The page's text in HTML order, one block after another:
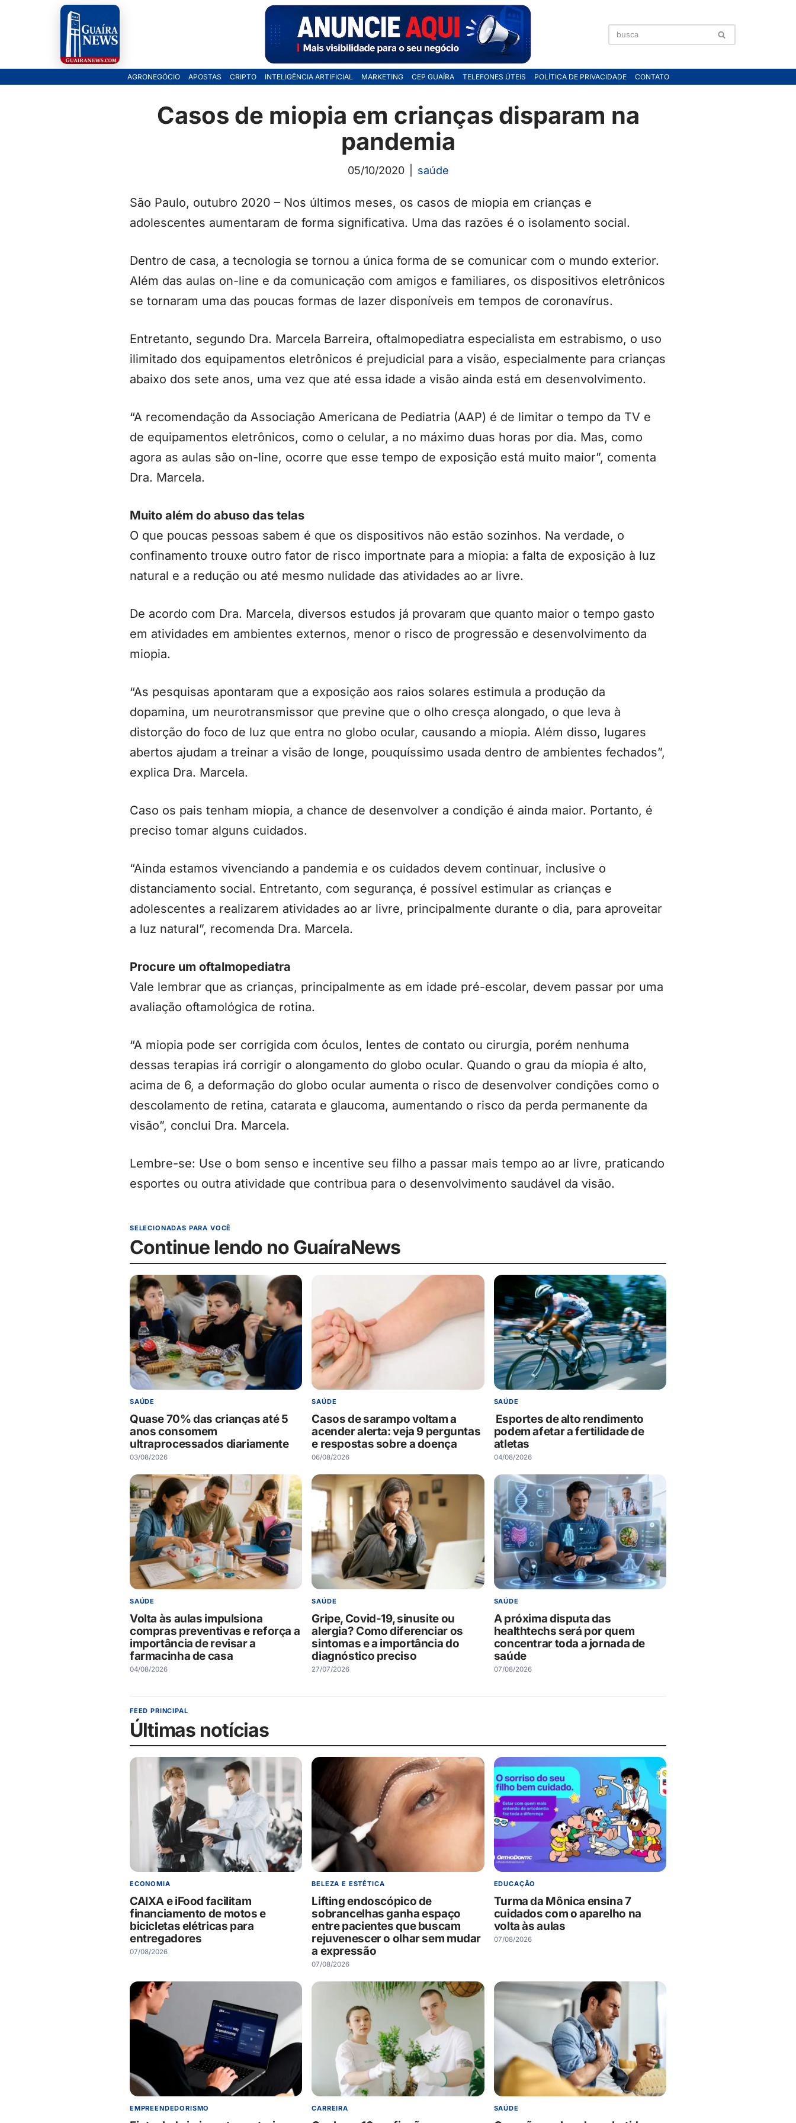
AGRONEGÓCIO APOSTAS CRIPTO INTELIGÊNCIA ARTIFICIAL MARKETING CEP GUAÍRA TELEFONES ÚTEIS POLÍTICA DE PRIVACIDADE CONTATO
Casos de miopia em crianças disparam na
pandemia
05/10/2020 saúde
São Paulo, outubro 2020 – Nos últimos meses, os casos de miopia em crianças e
adolescentes aumentaram de forma significativa. Uma das razões é o isolamento social.
Dentro de casa, a tecnologia se tornou a única forma de se comunicar com o mundo exterior.
Além das aulas on-line e da comunicação com amigos e familiares, os dispositivos eletrônicos
se tornaram uma das poucas formas de lazer disponíveis em tempos de coronavírus.
Entretanto, segundo Dra. Marcela Barreira, oftalmopediatra especialista em estrabismo, o uso
ilimitado dos equipamentos eletrônicos é prejudicial para a visão, especialmente para crianças
abaixo dos sete anos, uma vez que até essa idade a visão ainda está em desenvolvimento.
“A recomendação da Associação Americana de Pediatria (AAP) é de limitar o tempo da TV e
de equipamentos eletrônicos, como o celular, a no máximo duas horas por dia. Mas, como
agora as aulas são on-line, ocorre que esse tempo de exposição está muito maior”, comenta
Dra. Marcela.
Muito além do abuso das telas
O que poucas pessoas sabem é que os dispositivos não estão sozinhos. Na verdade, o
confinamento trouxe outro fator de risco importnate para a miopia: a falta de exposição à luz
natural e a redução ou até mesmo nulidade das atividades ao ar livre.
De acordo com Dra. Marcela, diversos estudos já provaram que quanto maior o tempo gasto
em atividades em ambientes externos, menor o risco de progressão e desenvolvimento da
miopia.
“As pesquisas apontaram que a exposição aos raios solares estimula a produção da
dopamina, um neurotransmissor que previne que o olho cresça alongado, o que leva à
distorção do foco de luz que entra no globo ocular, causando a miopia. Além disso, lugares
abertos ajudam a treinar a visão de longe, pouquíssimo usada dentro de ambientes fechados”,
explica Dra. Marcela.
Caso os pais tenham miopia, a chance de desenvolver a condição é ainda maior. Portanto, é
preciso tomar alguns cuidados.
“Ainda estamos vivenciando a pandemia e os cuidados devem continuar, inclusive o
distanciamento social. Entretanto, com segurança, é possível estimular as crianças e
adolescentes a realizarem atividades ao ar livre, principalmente durante o dia, para aproveitar
a luz natural”, recomenda Dra. Marcela.
Procure um oftalmopediatra
Vale lembrar que as crianças, principalmente as em idade pré-escolar, devem passar por uma
avaliação oftamológica de rotina.
“A miopia pode ser corrigida com óculos, lentes de contato ou cirurgia, porém nenhuma
dessas terapias irá corrigir o alongamento do globo ocular. Quando o grau da miopia é alto,
acima de 6, a deformação do globo ocular aumenta o risco de desenvolver condições como o
descolamento de retina, catarata e glaucoma, aumentando o risco da perda permanente da
visão”, conclui Dra. Marcela.
Lembre-se: Use o bom senso e incentive seu filho a passar mais tempo ao ar livre, praticando
esportes ou outra atividade que contribua para o desenvolvimento saudável da visão.
SELECIONADAS PARA VOCÊ
Continue lendo no GuaíraNews
SAÚDE
Quase 70% das crianças até 5
anos consomem
ultraprocessados diariamente
03/08/2026
SAÚDE
Casos de sarampo voltam a
acender alerta: veja 9 perguntas
e respostas sobre a doença
06/08/2026
SAÚDE
Esportes de alto rendimento
podem afetar a fertilidade de
atletas
04/08/2026
SAÚDE
Volta às aulas impulsiona
compras preventivas e reforça a
importância de revisar a
farmacinha de casa
04/08/2026
SAÚDE
Gripe, Covid-19, sinusite ou
alergia? Como diferenciar os
sintomas e a importância do
diagnóstico preciso
27/07/2026
SAÚDE
A próxima disputa das
healthtechs será por quem
concentrar toda a jornada de
saúde
07/08/2026
FEED PRINCIPAL
Últimas notícias
ECONOMIA
CAIXA e iFood facilitam
financiamento de motos e
bicicletas elétricas para
entregadores
07/08/2026
BELEZA E ESTÉTICA
Lifting endoscópico de
sobrancelhas ganha espaço
entre pacientes que buscam
rejuvenescer o olhar sem mudar
a expressão
07/08/2026
EDUCAÇÃO
Turma da Mônica ensina 7
cuidados com o aparelho na
volta às aulas
07/08/2026
EMPREENDEDORISMO CARREIRA SAÚDE